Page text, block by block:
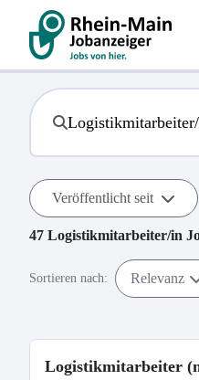
Veröffentlicht seit
47 Logistikmitarbeiter/in
Sortieren nach: Relevanz
Logistikmitarbeiter